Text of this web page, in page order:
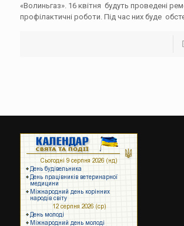
«Волиньгаз». 16 квітня будуть проведені
профілактичні роботи. Під час них буде